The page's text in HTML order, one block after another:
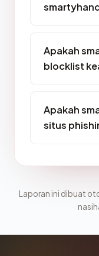
Apakah
blocklist
Apakah
situs
Laporan ini dibuat